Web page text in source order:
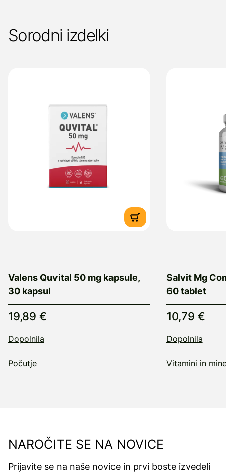
Sorodni izdelki
Valens Quvital 50 mg kapsule,
30 kapsul
19,89 €
Dopolnila
Počutje
Salvit Mg
60 tablet
10,79 €
Dopolnila
Vitamini in
NAROČITE SE NA NOVICE
Prijavite se na naše novice in prvi boste izvedeli